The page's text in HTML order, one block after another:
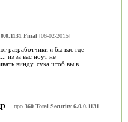
Final [06-02-2015]
разработчики я бы вас где
из за вас ноут не
винду. сука чтоб вы в
про 360 Total Security 6.0.0.1131